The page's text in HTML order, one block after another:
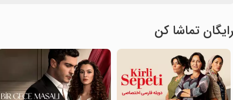
رایگان تماشا کن